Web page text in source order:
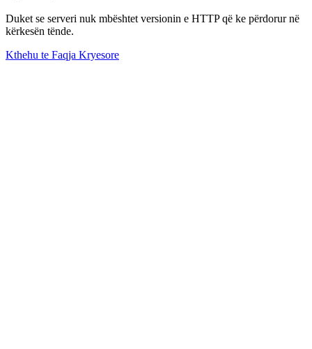
Duket se serveri nuk mbështet versionin e HTTP që ke përdorur në
kërkesën tënde.
Kthehu te Faqja Kryesore